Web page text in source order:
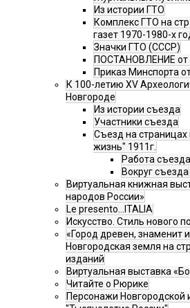
Из истории ГТО
Комплекс ГТО на
газет 1970-1980-х
Значки ГТО (СССР)
ПОСТАНОВЛЕНИЕ от
Приказ Минспорта
К 100-летию XV
Новгороде
Из истории съезда
Участники съезда
Cъезд на
жизнь" 1911г.
Работа съезда
Вокруг съезда
Виртуальная книжная
народов России»
Le presento...ITALIA
Искусство. Стиль нового
«Город древен, знаменит
Новгородская земля на
изданий
Виртуальная выставка
Читайте о Рюрике
Персонажи Новгородской